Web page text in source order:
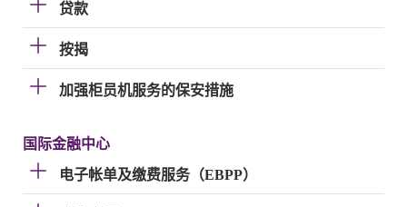
贷款
按揭
加强柜员机服务的保安措施
国际金融中心
电子帐单及缴费服务（EBPP）